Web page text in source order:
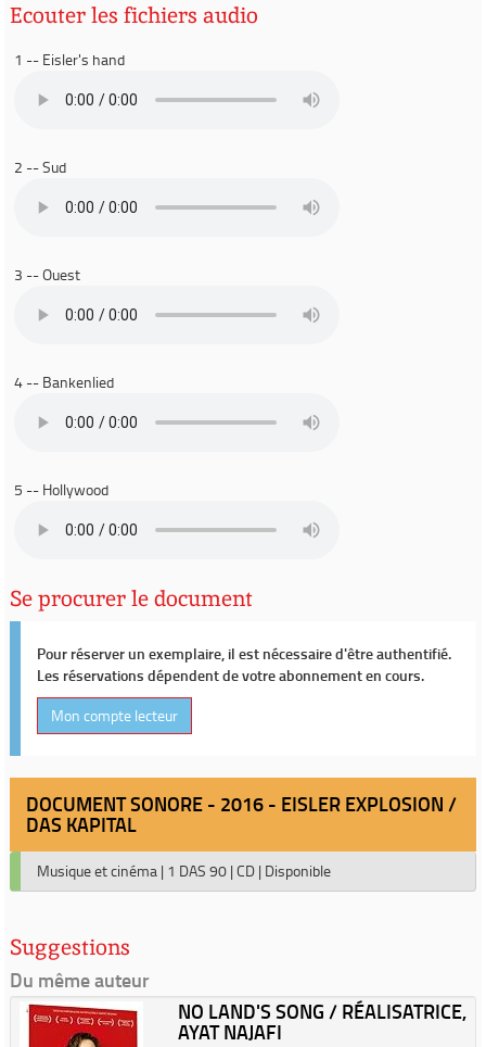
Ecouter les fichiers audio
1 -- Eisler's hand
2 -- Sud
3 -- Ouest
4 -- Bankenlied
5 -- Hollywood
Se procurer le document
Pour réserver un exemplaire, il est nécessaire d'être authentifié.
Les réservations dépendent de votre abonnement en cours.
Mon compte lecteur
DOCUMENT SONORE - 2016 - EISLER EXPLOSION /
DAS KAPITAL
Musique et cinéma | 1 DAS 90 | CD | Disponible
Suggestions
Du même auteur
NO LAND'S SONG / RÉALISATRICE,
AYAT NAJAFI